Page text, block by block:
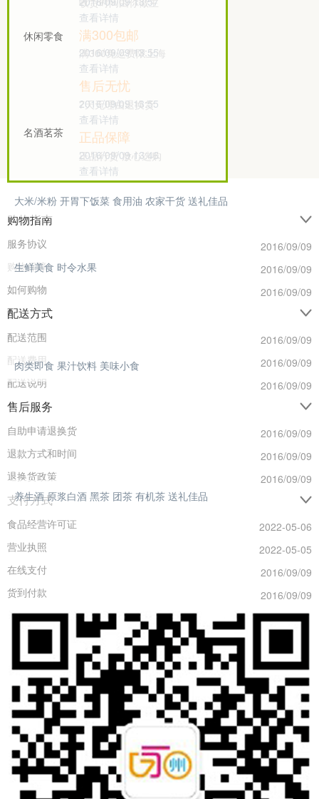
休闲零食
名酒茗茶
大米/米粉 开胃下饭菜 食用油 农家干货 送礼佳品
生鲜美食 时令水果
肉类即食 果汁饮料 美味小食
养生酒 原浆白酒 黑茶 团茶 有机茶 送礼佳品
查看详情
满300包邮
2016/09/09 13:55
满300免运费限上海
查看详情
售后无忧
2016/09/09 13:55
7天无理由退换货
查看详情
正品保障
2016/09/09 13:46
正品行货 放心选购
查看详情
购物指南
服务协议
2016/09/09
购物保障
2016/09/09
如何购物
2016/09/09
配送方式
配送范围
2016/09/09
配送费用
2016/09/09
配送说明
2016/09/09
售后服务
自助申请退换货
2016/09/09
退款方式和时间
2016/09/09
退换货政策
2016/09/09
支付方式
食品经营许可证
2022-05-06
营业执照
2022-05-05
在线支付
2016/09/09
货到付款
2016/09/09